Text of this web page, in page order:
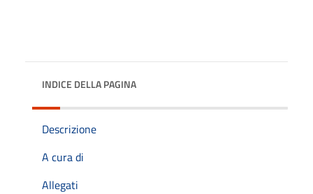
INDICE DELLA PAGINA
Descrizione
A cura di
Allegati